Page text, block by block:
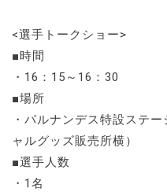
<選手トークショー>
■時間
・16：15～16：30
■場所
・パルナンデス特設ステ
ャルグッズ販売所横）
■選手人数
・1名